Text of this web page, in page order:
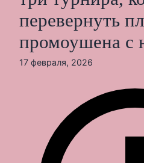
перевернуть
промоушена с
17 февраля, 2026